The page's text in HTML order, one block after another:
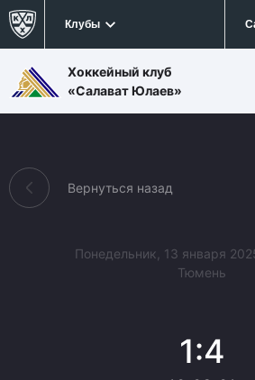
Клубы
Хоккейный клуб
«Салават Юлаев»
Вернуться назад
Понедельник, 13 января
Тюмень
1:4